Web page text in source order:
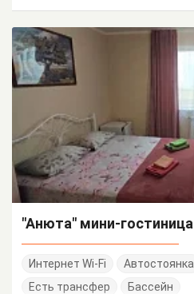
"Анюта" мини-гостиница
Интернет Wi-Fi Автостоянка
Есть трансфер
Бассейн